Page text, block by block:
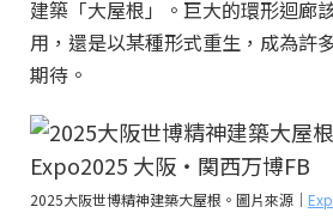
建築「大屋根」。巨大的環形迴廊
用，還是以某種形式重生，成為許
期待。
2025大阪世博精神建築大屋根。圖片來源｜